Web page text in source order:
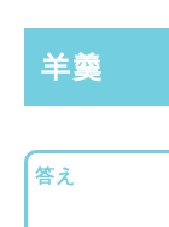
羊羹
答え